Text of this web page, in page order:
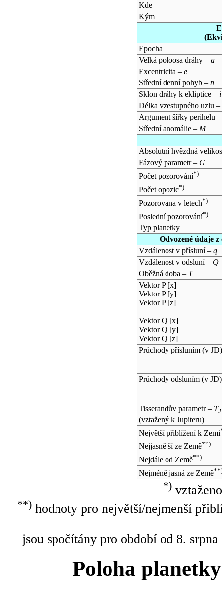
Kde
Kým
Epocha
Velká poloosa dráhy – a
Excentricita – e
Střední denní pohyb – n
Sklon dráhy k ekliptice – i
Délka vzestupného uzlu –
Argument šířky perihelu
Střední anomálie – M
Absolutní hvězdná
Fázový parametr – G
Počet pozorování*)
Počet opozic*)
Pozorována v letech*)
Poslední pozorování*)
Typ planetky
Odvozené údaje
Vzdálenost v přísluní – q
Vzdálenost v odsluní – Q
Oběžná doba – T
Vektor P [x]
Vektor P [y]
Vektor P [z]
Vektor Q [x]
Vektor Q [y]
Vektor Q [z]
Průchody přísluním (v JD)
Průchody odsluním (v JD)
Tisserandův parametr – TJ
(vztažený k Jupiteru)
Největší přiblížení k Zemi
Nejjasnější ze Země**)
Nejdále od Země**)
Nejméně jasná ze Země**)
*)
**)hodnoty pro největší/nejmenší
jsou spočítány pro období od 8.
Poloha